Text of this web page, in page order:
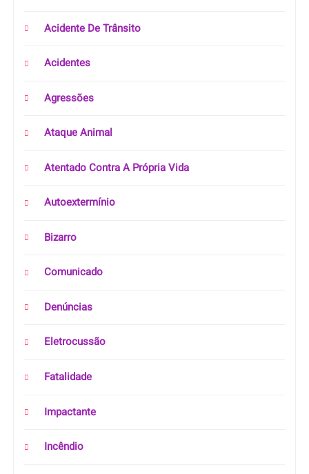
Acidente De Trânsito
Acidentes
Agressões
Ataque Animal
Atentado Contra A Própria Vida
Autoextermínio
Bizarro
Comunicado
Denúncias
Eletrocussão
Fatalidade
Impactante
Incêndio